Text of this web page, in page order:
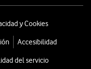
y Cookies
Accesibilidad
del servicio